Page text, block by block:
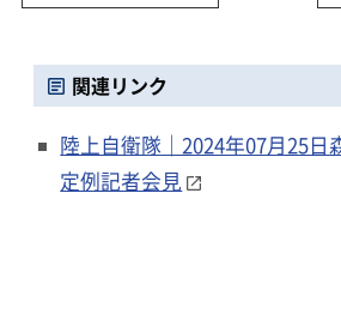
関連リンク
陸上自衛隊｜2024年07月25日
定例記者会見